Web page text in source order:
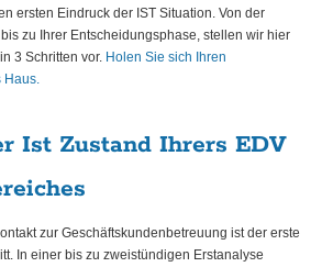
ersten Eindruck der IST Situation. Von der
zu Ihrer Entscheidungsphase, stellen wir hier
3 Schritten vor. Holen Sie sich Ihren
Ist Zustand Ihrers EDV
zur Geschäftskundenbetreuung ist der erste
In einer bis zu zweistündigen Erstanalyse